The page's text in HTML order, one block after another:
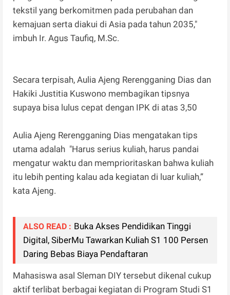
tekstil yang berkomitmen pada perubahan dan
kemajuan serta diakui di Asia pada tahun 2035,"
imbuh Ir. Agus Taufiq, M.Sc.
Secara terpisah, Aulia Ajeng Rerengganing Dias dan
Hakiki Justitia Kuswono membagikan tipsnya
supaya bisa lulus cepat dengan IPK di atas 3,50
Aulia Ajeng Rerengganing Dias mengatakan tips
utama adalah "Harus serius kuliah, harus pandai
mengatur waktu dan memprioritaskan bahwa kuliah
itu lebih penting kalau ada kegiatan di luar kuliah,”
kata Ajeng.
ALSO READ : Buka Akses Pendidikan Tinggi
Digital, SiberMu Tawarkan Kuliah S1 100 Persen
Daring Bebas Biaya Pendaftaran
Mahasiswa asal Sleman DIY tersebut dikenal cukup
aktif terlibat berbagai kegiatan di Program Studi S1